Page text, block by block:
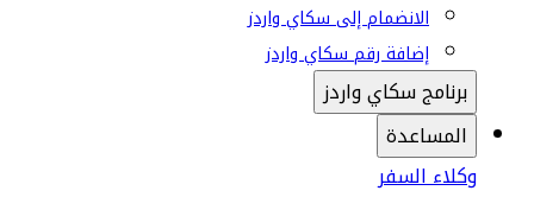
الانضمام إلى سكاي واردز
إضافة رقم سكاي واردز
برنامج سكاي واردز
المساعدة
وكلاء السفر